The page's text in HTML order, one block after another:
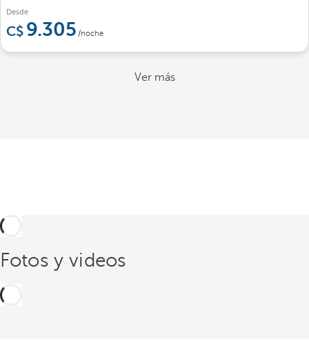
Desde
9.305 /noche
Ver más
Fotos y videos